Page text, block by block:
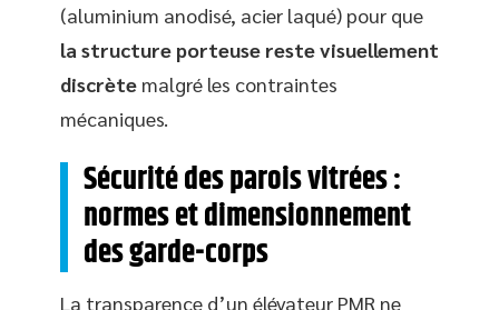
(aluminium anodisé, acier laqué) pour que
la structure porteuse reste visuellement
discrète malgré les contraintes
mécaniques.
Sécurité des parois vitrées :
normes et dimensionnement
des garde-corps
La transparence d’un élévateur PMR ne